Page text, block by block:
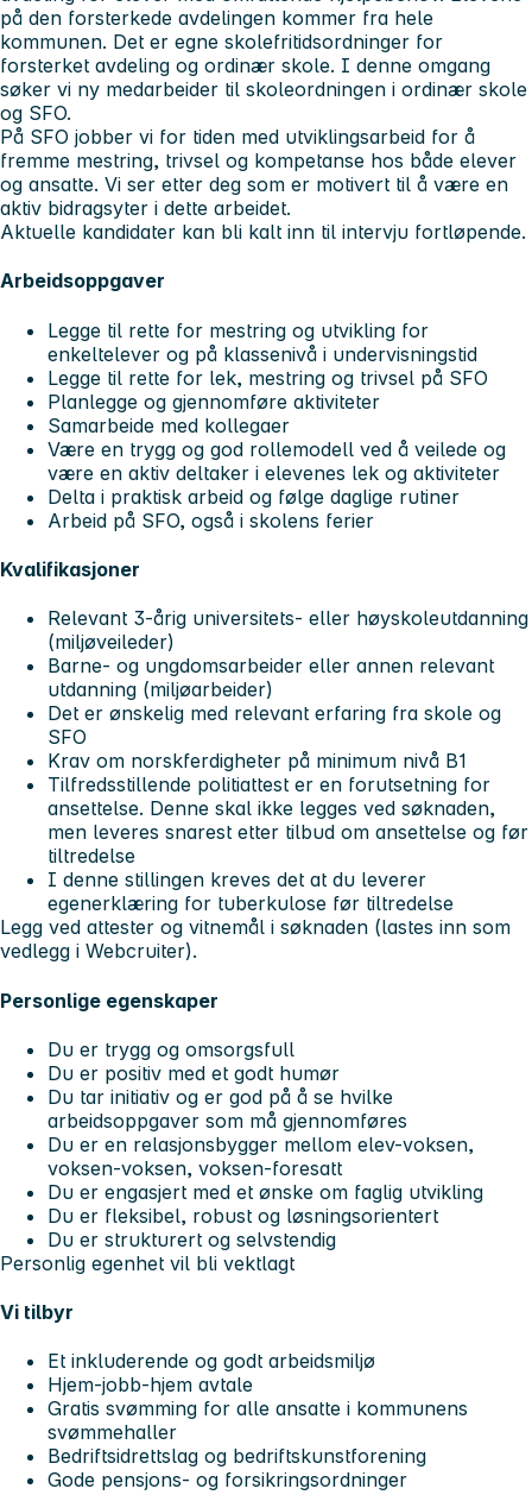
på den forsterkede avdelingen kommer fra hele
kommunen. Det er egne skolefritidsordninger for
forsterket avdeling og ordinær skole. I denne omgang
søker vi ny medarbeider til skoleordningen i ordinær skole
og SFO.
På SFO jobber vi for tiden med utviklingsarbeid for å
fremme mestring, trivsel og kompetanse hos både elever
og ansatte. Vi ser etter deg som er motivert til å være en
aktiv bidragsyter i dette arbeidet.
Aktuelle kandidater kan bli kalt inn til intervju fortløpende.
Arbeidsoppgaver
Legge til rette for mestring og utvikling for
enkeltelever og på klassenivå i undervisningstid
Legge til rette for lek, mestring og trivsel på SFO
Planlegge og gjennomføre aktiviteter
Samarbeide med kollegaer
Være en trygg og god rollemodell ved å veilede og
være en aktiv deltaker i elevenes lek og aktiviteter
Delta i praktisk arbeid og følge daglige rutiner
Arbeid på SFO, også i skolens ferier
Kvalifikasjoner
Relevant 3-årig universitets- eller høyskoleutdanning
(miljøveileder)
Barne- og ungdomsarbeider eller annen relevant
utdanning (miljøarbeider)
Det er ønskelig med relevant erfaring fra skole og
SFO
Krav om norskferdigheter på minimum nivå B1
Tilfredsstillende politiattest er en forutsetning for
ansettelse. Denne skal ikke legges ved søknaden,
men leveres snarest etter tilbud om ansettelse og før
tiltredelse
I denne stillingen kreves det at du leverer
egenerklæring for tuberkulose før tiltredelse
Legg ved attester og vitnemål i søknaden (lastes inn som
vedlegg i Webcruiter).
Personlige egenskaper
Du er trygg og omsorgsfull
Du er positiv med et godt humør
Du tar initiativ og er god på å se hvilke
arbeidsoppgaver som må gjennomføres
Du er en relasjonsbygger mellom elev-voksen,
voksen-voksen, voksen-foresatt
Du er engasjert med et ønske om faglig utvikling
Du er fleksibel, robust og løsningsorientert
Du er strukturert og selvstendig
Personlig egenhet vil bli vektlagt
Vi tilbyr
Et inkluderende og godt arbeidsmiljø
Hjem-jobb-hjem avtale
Gratis svømming for alle ansatte i kommunens
svømmehaller
Bedriftsidrettslag og bedriftskunstforening
Gode pensjons- og forsikringsordninger